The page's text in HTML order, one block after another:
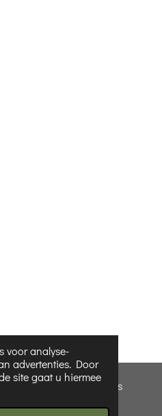
voor analyse-
advertenties. Door
site gaat u hiermee
- Hannah Cosyns